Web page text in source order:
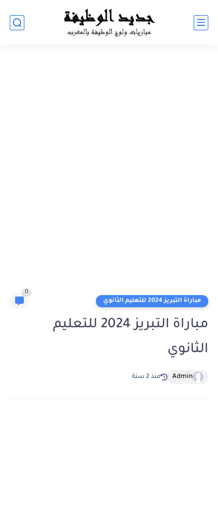
مباراة التبريز 2024 للتعليم الثانوي
0
مباراة التبريز 2024 للتعليم
الثانوي
Admin منذ 2 سنة